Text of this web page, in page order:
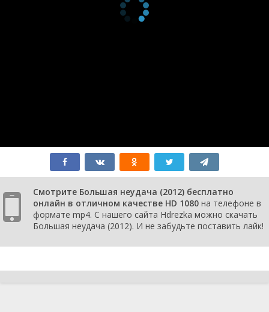
Смотрите Большая неудача (2012) бесплатно
онлайн в отличном качестве HD 1080 на телефоне в
формате mp4. С нашего сайта Hdrezka можно скачать
Большая неудача (2012). И не забудьте поставить лайк!